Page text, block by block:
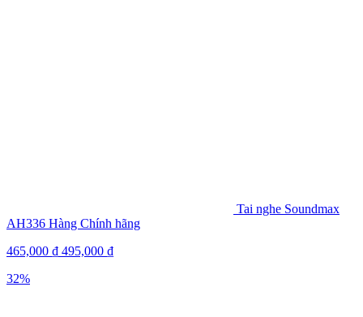
Tai nghe Soundmax
AH336 Hàng Chính hãng
465,000 ₫ 495,000 ₫
32%